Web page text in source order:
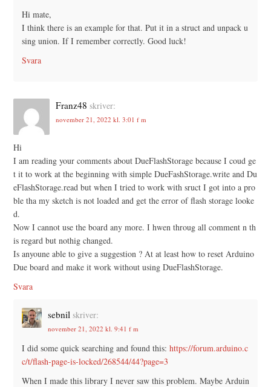
Hi mate,
I think there is an example for that. Put it in a struct and unpack u
sing union. If I remember correctly. Good luck!
Svara
Franz48 skriver:
november 21, 2022 kl. 3:01 f m
Hi
I am reading your comments about DueFlashStorage because I coud ge
t it to work at the beginning with simple DueFashStorage.write and Du
eFlashStorage.read but when I tried to work with sruct I got into a pro
ble tha my sketch is not loaded and get the error of flash storage looke
d.
Now I cannot use the board any more. I hwen throug all comment n th
is regard but nothig changed.
Is anyoune able to give a suggestion ? At at least how to reset Arduino
Due board and make it work without using DueFlashStorage.
Svara
sebnil skriver:
november 21, 2022 kl. 9:41 f m
I did some quick searching and found this: https://forum.arduino.c
c/t/flash-page-is-locked/268544/44?page=3
When I made this library I never saw this problem. Maybe Arduin